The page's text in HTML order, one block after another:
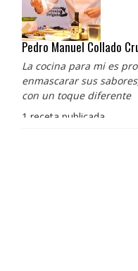
Pedro Manuel Collado
La cocina para mi es
enmascarar sus
con un toque diferente
1 receta publicada